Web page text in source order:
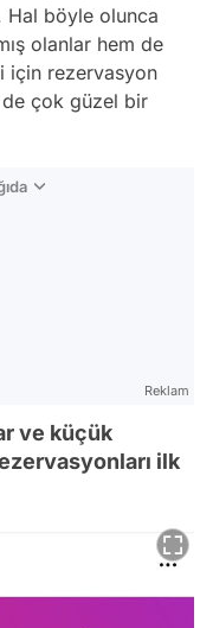
Hal böyle olunca
olanlar hem de
için rezervasyon
de çok güzel bir
Reklam
ve küçük
ilk